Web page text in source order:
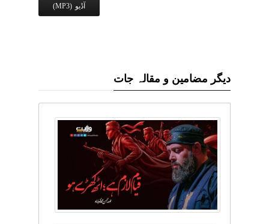
آڈیو (MP3)
دیگر مضامین و مقالہ جات